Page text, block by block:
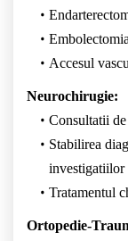
Accesul
Neurochirugie:
Consultatii
Stabilirea
investigatiilor
Tratamentul
Ortopedie-